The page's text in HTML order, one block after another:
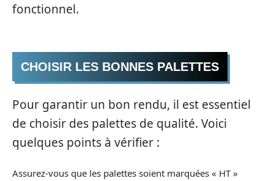
fonctionnel.
CHOISIR LES BONNES PALETTES
Pour garantir un bon rendu, il est essentiel
de choisir des palettes de qualité. Voici
quelques points à vérifier :
Assurez-vous que les palettes soient marquées « HT »